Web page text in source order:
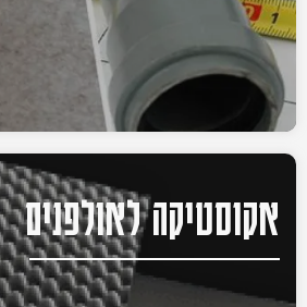
אקוסטיקה לאולפנים